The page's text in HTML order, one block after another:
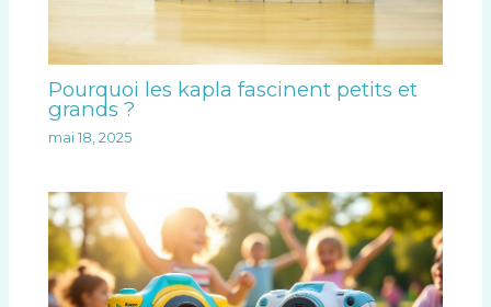
Pourquoi les kapla fascinent petits et
grands ?
mai 18, 2025